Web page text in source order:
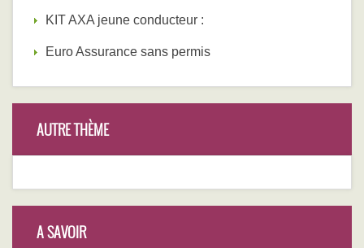
KIT AXA jeune conducteur :
Euro Assurance sans permis
AUTRE THÈME
A SAVOIR